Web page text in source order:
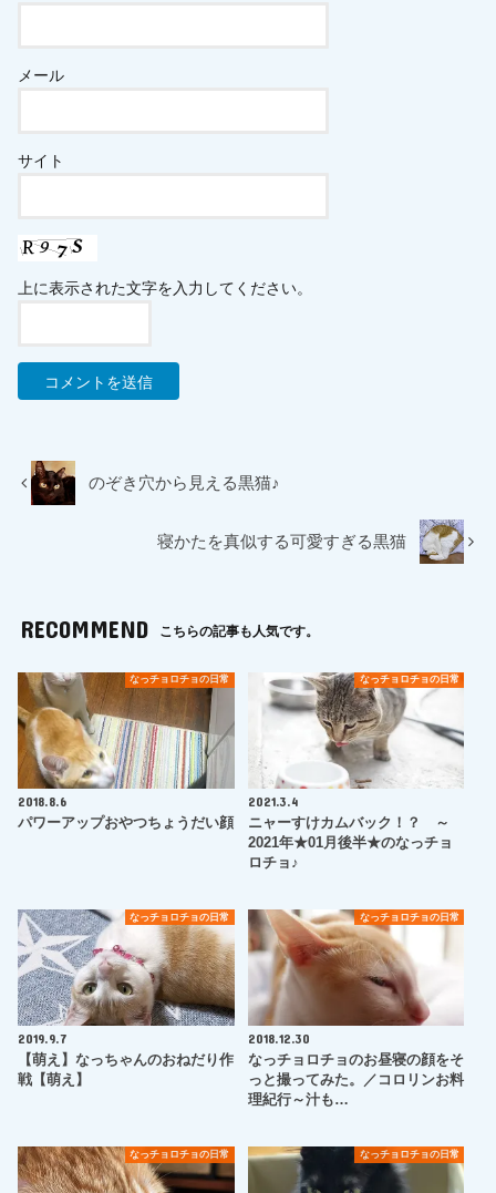
メール
サイト
上に表示された文字を入力してください。
のぞき穴から見える黒猫♪
寝かたを真似する可愛すぎる黒猫
RECOMMEND こちらの記事も人気です。
なっチョロチョの日常
2018.8.6
パワーアップおやつちょうだい顔
なっチョロチョの日常
2021.3.4
ニャーすけカムバック！？ ～
2021年★01月後半★のなっチョ
ロチョ♪
なっチョロチョの日常
2019.9.7
【萌え】なっちゃんのおねだり作
戦【萌え】
なっチョロチョの日常
2018.12.30
なっチョロチョのお昼寝の顔をそ
っと撮ってみた。／コロリンお料
理紀行～汁も…
なっチョロチョの日常 なっチョロチョの日常